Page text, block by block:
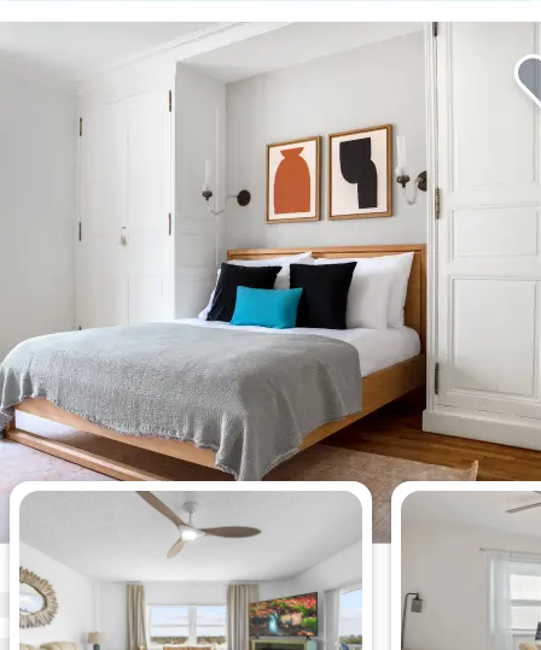
Apartamentos más vistos esta
semana